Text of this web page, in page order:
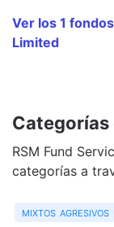
Ver los 1
Limited
RSM Fund
categorías a
mixtos agresivos